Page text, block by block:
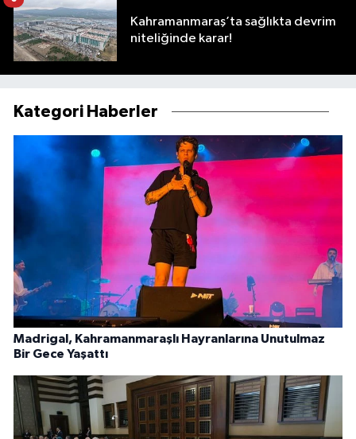
Kahramanmaraş’ta sağlıkta devrim
niteliğinde karar!
Kategori Haberler
Madrigal, Kahramanmaraşlı Hayranlarına Unutulmaz
Bir Gece Yaşattı